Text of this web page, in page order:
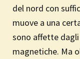
del nord con
muove a una
sono affette
magnetiche. Ma